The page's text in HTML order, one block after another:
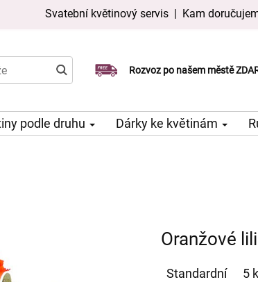
Svatební květinový servis | Kam
Rozvoz po našem městě
Doručujeme již v den
Možný výběr času a dne
podle druhu Dárky ke květinám
Oranžové
Standardní
5